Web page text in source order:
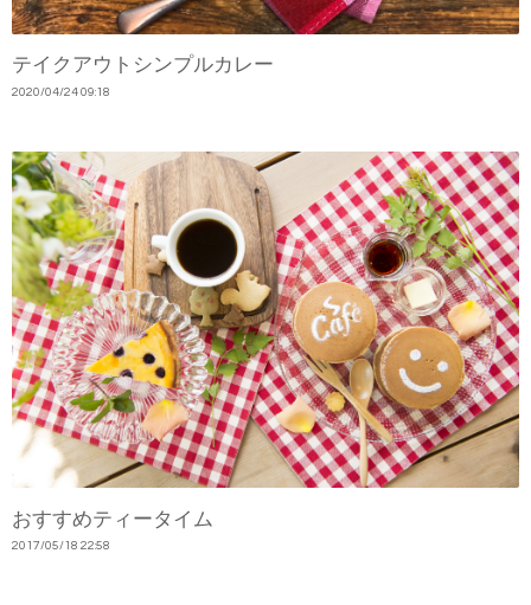
テイクアウトシンプルカレー
2020/04/2409:18
おすすめティータイム
2017/05/18 22:58